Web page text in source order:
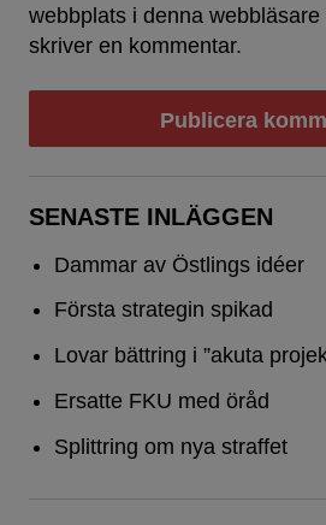
webbplats i denna
skriver en kommentar.
SENASTE INLÄGGEN
Dammar av Östlings idéer
Första strategin spikad
Lovar bättring i ”akuta
Ersatte FKU med öråd
Splittring om nya straffet